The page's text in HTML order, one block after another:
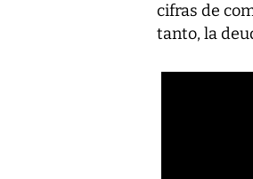
cifras de
tanto, la